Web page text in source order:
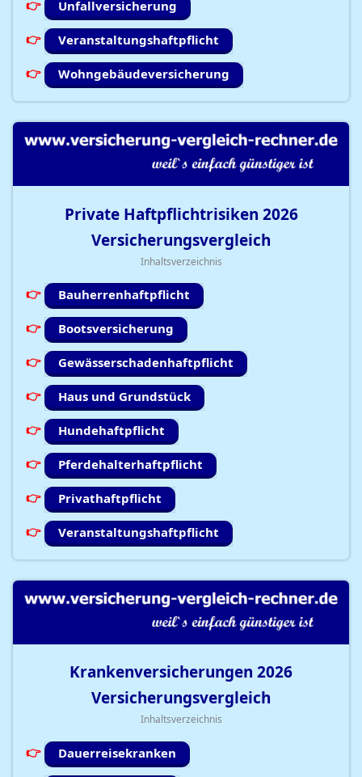
Unfallversicherung
Veranstaltungshaftpflicht
Wohngebäudeversicherung
Private Haftpflichtrisiken 2026
Versicherungsvergleich
Inhaltsverzeichnis
Bauherrenhaftpflicht
Bootsversicherung
Gewässerschadenhaftpflicht
Haus und Grundstück
Hundehaftpflicht
Pferdehalterhaftpflicht
Privathaftpflicht
Veranstaltungshaftpflicht
Krankenversicherungen 2026
Versicherungsvergleich
Inhaltsverzeichnis
Dauerreisekranken